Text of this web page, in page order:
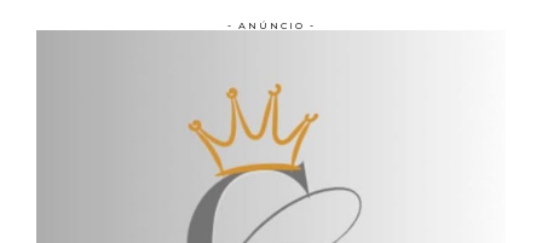
- ANÚNCIO -